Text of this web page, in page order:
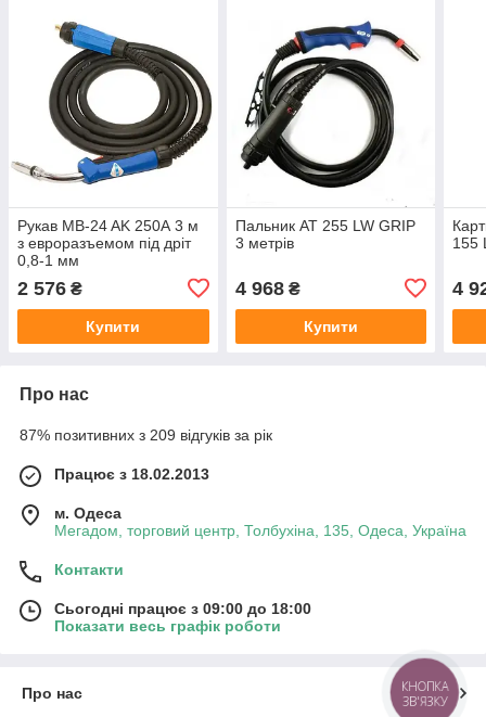
Рукав MB-24 AK 250А 3 м
з евроразъемом під дріт
0,8-1 мм
2 576 ₴
Купити
Пальник АТ 255 LW GRIP
3 метрів
4 968₴
Купити
155
4
Про нас
87% позитивних з 209 відгуків за рік
Працює з 18.02.2013
м. Одеса
Мегадом, торговий центр, Толбухіна, 135, Одеса, Україна
Контакти
Сьогодні працює з 09:00 до 18:00
Показати весь графік роботи
Про нас
КНОПКА
ЗВ'ЯЗКУ